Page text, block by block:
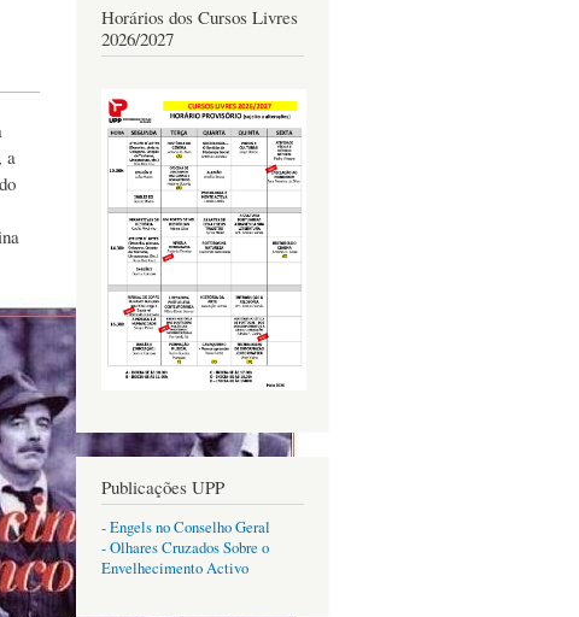
a
Horários dos Cursos Livres
2026/2027
Publicações UPP
- Engels no Conselho Geral
- Olhares Cruzados Sobre o
Envelhecimento Activo